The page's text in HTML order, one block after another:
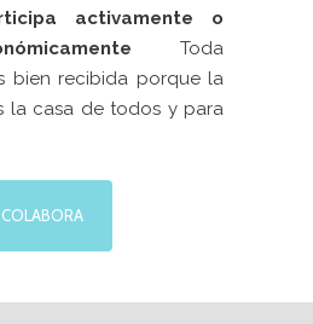
activamente o
Toda
bien recibida porque la
la casa de todos y para
COLABORA